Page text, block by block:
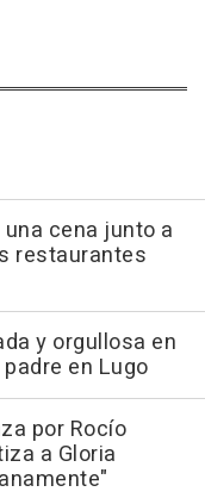
cena junto a
restaurantes
y orgullosa en
en Lugo
por Rocío
a Gloria